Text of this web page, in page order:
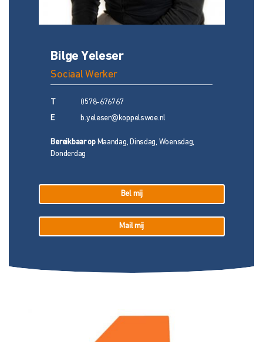
Bilge Yeleser
Sociaal Werker
0578-676767
E b.yeleser@koppelswoe.nl
Bereikbaar opMaandag, Dinsdag, Woensdag,
Donderdag
Bel mij
Mail mij